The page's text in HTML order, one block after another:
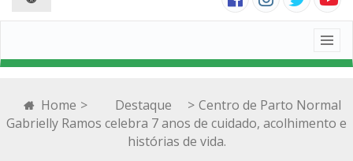
Home > Destaque > Centro de Parto Normal
Gabrielly Ramos celebra 7 anos de cuidado, acolhimento e
histórias de vida.